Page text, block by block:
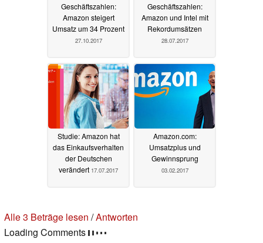
Geschäftszahlen:
Amazon steigert
Umsatz um 34 Prozent
27.10.2017
Geschäftszahlen:
Amazon und Intel mit
Rekordumsätzen
28.07.2017
Studie: Amazon hat
das Einkaufsverhalten
der Deutschen
verändert 17.07.2017
Amazon.com:
Umsatzplus und
Gewinnsprung
03.02.2017
3 Kommentare im Forum
Fragen, Anregungen, zusätzliche Informationen zu diesem